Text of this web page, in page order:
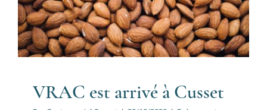
VRAC est arrivé à Cusset